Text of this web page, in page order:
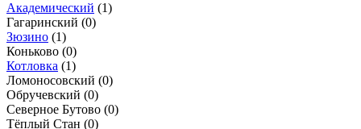
Академический (1)
Гагаринский (0)
Зюзино (1)
Коньково (0)
Котловка (1)
Ломоносовский (0)
Обручевский (0)
Северное Бутово (0)
Тёплый Стан (0)